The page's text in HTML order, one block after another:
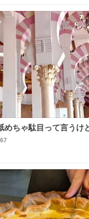
めちゃ駄目って言うけ
ペィン村ホテル🏛🏨 だ
の有様🤩 ディズニーホ
い場所になってる